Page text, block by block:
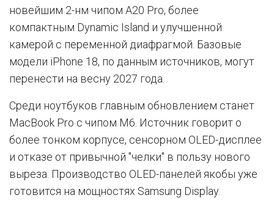
новейшим 2-нм чипом A20 Pro, более
компактным Dynamic Island и улучшенной
камерой с переменной диафрагмой. Базовые
модели iPhone 18, по данным источников, могут
перенести на весну 2027 года.
Среди ноутбуков главным обновлением станет
MacBook Pro с чипом M6. Источник говорит о
более тонком корпусе, сенсорном OLED-дисплее
и отказе от привычной "челки" в пользу нового
выреза. Производство OLED-панелей якобы уже
готовится на мощностях Samsung Display.